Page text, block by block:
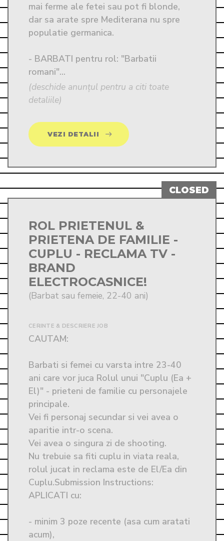
mai ferme ale fetei sau pot fi blonde,
dar sa arate spre Mediterana nu spre
populatie germanica.
- BARBATI pentru rol: "Barbatii
romani"...
(deschide anunțul pentru a citi toate
detaliile)
VEZI DETALII
ROL PRIETENUL &
PRIETENA DE FAMILIE -
CUPLU - RECLAMA TV -
BRAND
ELECTROCASNICE!
(Barbat sau femeie, 22-40 ani)
CERINTE & DESCRIERE JOB
CAUTAM:
Barbati si femei cu varsta intre 23-40
ani care vor juca Rolul unui "Cuplu (Ea +
El)" - prieteni de familie cu personajele
principale.
Vei fi personaj secundar si vei avea o
aparitie intr-o scena.
Vei avea o singura zi de shooting.
Nu trebuie sa fiti cuplu in viata reala,
rolul jucat in reclama este de El/Ea din
Cuplu.Submission Instructions:
APLICATI cu:
- minim 3 poze recente (asa cum aratati
acum),